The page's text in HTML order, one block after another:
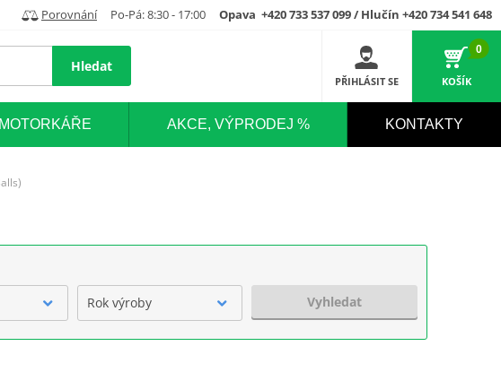
Porovnání Po-Pá: 8:30 - 17:00 Opava +420 733 537 099 / Hlučín +420 734 541 648
Hledat
PŘIHLÁSIT SE
0
KOŠÍK
AKCE, VÝPRODEJ % KONTAKTY
Rok výroby Vyhledat